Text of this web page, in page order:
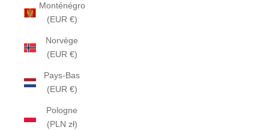
Monténégro
(EUR €)
Norvège
(EUR €)
Pays-Bas
(EUR €)
Pologne
(PLN zł)